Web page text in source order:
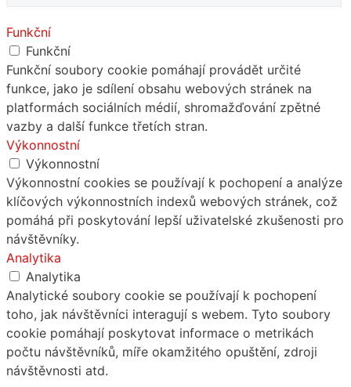
Funkční
Funkční
Funkční soubory cookie pomáhají provádět určité
funkce, jako je sdílení obsahu webových stránek na
platformách sociálních médií, shromažďování zpětné
vazby a další funkce třetích stran.
Výkonnostní
Výkonnostní
Výkonnostní cookies se používají k pochopení a analýze
klíčových výkonnostních indexů webových stránek, což
pomáhá při poskytování lepší uživatelské zkušenosti pro
návštěvníky.
Analytika
Analytika
Analytické soubory cookie se používají k pochopení
toho, jak návštěvníci interagují s webem. Tyto soubory
cookie pomáhají poskytovat informace o metrikách
počtu návštěvníků, míře okamžitého opuštění, zdroji
návštěvnosti atd.